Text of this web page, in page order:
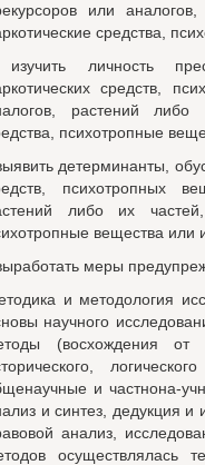
или
средства,
личность
средств,
растений либо
психотропные
детерминанты,
психотропных
либо их
вещества или
меры
и методология
научного
(восхождения от
и частнона-
и синтез, дедукция и
анализ,
осуществлялась